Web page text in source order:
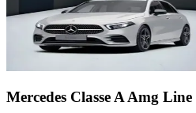
Mercedes Classe A Amg Line